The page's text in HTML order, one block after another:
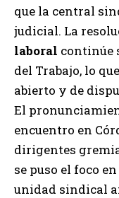
que la central
judicial. La
laboral continúe
del Trabajo, lo
abierto y de
El
encuentro en
dirigentes
se puso el foco
unidad sindical